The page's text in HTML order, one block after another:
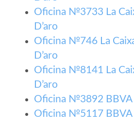
Oficina №3733 La
D’aro
Oficina №746 La
D’aro
Oficina №8141 La
D’aro
Oficina №3892 BBVA
Oficina №5117 BBVA